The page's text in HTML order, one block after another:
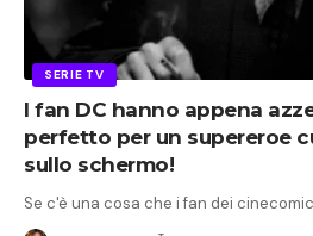
SERIE TV
I fan DC hanno appena
perfetto per un supereroe
sullo schermo!
Se c'è una cosa che i fan dei